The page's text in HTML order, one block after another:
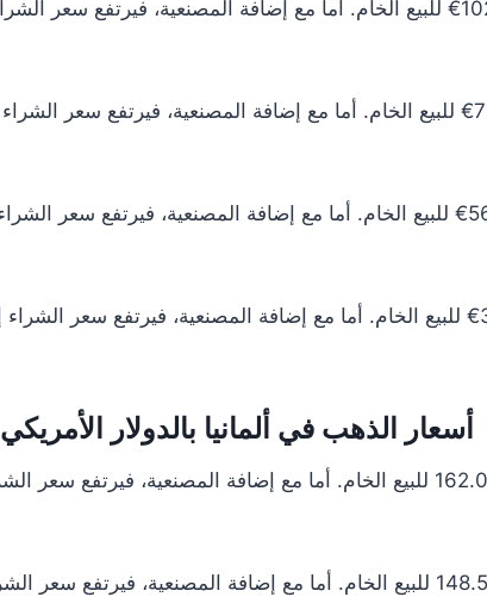
أسعار الذهب في ألمانيا بالدولار الأمريكي